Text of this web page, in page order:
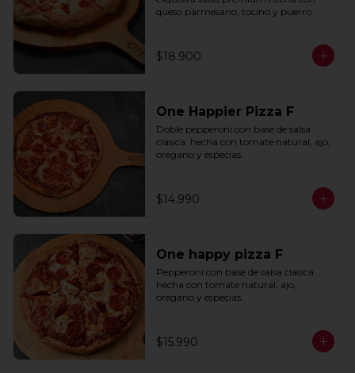
queso parmesano, tocino y puerro.
$18.900
One Happier Pizza F
Doble pepperoni con base de salsa
clasica  hecha con tomate natural, ajo,
oregano y especias.
$14.990
One happy pizza F
Pepperoni con base de salsa clasica
hecha con tomate natural, ajo,
oregano y especias.
$15.990